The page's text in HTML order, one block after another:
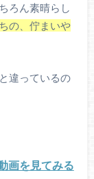
ろん素晴らし
の、佇まいや
違っているの
画を見てみる